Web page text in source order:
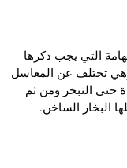
التي يجب ذكرها
تختلف عن المغاسل
حتى التبخر ومن ثم
البخار الساخن.